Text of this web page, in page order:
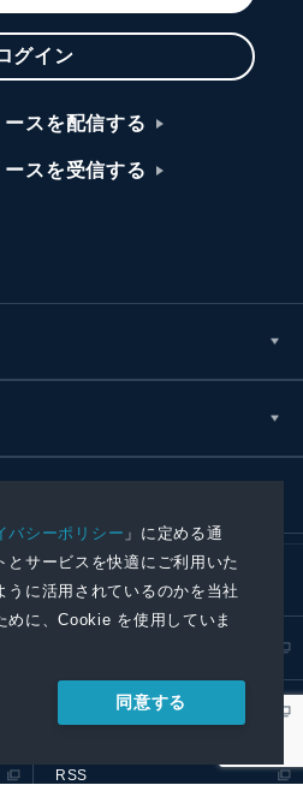
バシーポリシー 」に定める通
とサービスを快適にご利用いた
うに活用されているのかを当社
めに、Cookie を使用していま
同意する
グイン
スを配信する
スを受信する
プレスリリース取扱基準
RSS